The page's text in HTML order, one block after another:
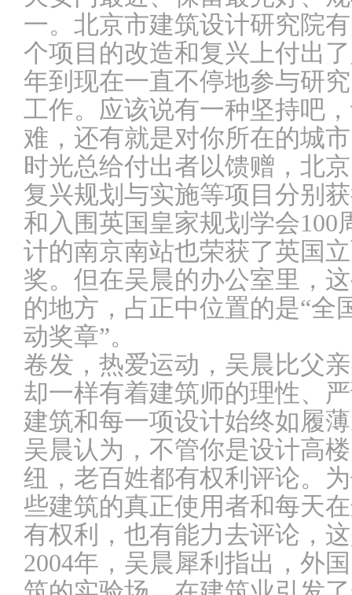
一。北京市建筑设计研究院
个项目的改造和复兴上付出
年到现在一直不停地参与研
工作。应该说有一种坚持吧
难，还有就是对你所在的城
时光总给付出者以馈赠，北
复兴规划与实施等项目分别
和入围英国皇家规划学会
计的南京南站也荣获了英国
奖。但在吴晨的办公室里，
的地方，占正中位置的是“全
动奖章”。
卷发，热爱运动，吴晨比父
却一样有着建筑师的理性、
建筑和每一项设计始终如履
吴晨认为，不管你是设计高
纽，老百姓都有权利评论。
些建筑的真正使用者和每天
有权利，也有能力去评论，
2004年，吴晨犀利指出，外